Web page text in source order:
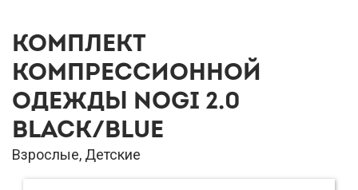
КОМПЛЕКТ
КОМПРЕССИОННОЙ
ОДЕЖДЫ NOGI 2.0
BLACK/BLUE
Взрослые, Детские